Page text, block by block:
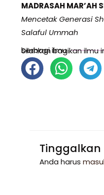
MADRASAH MAR’AH
Mencetak Generasi
Salaful Ummah
berbagi ilmu
Silahkan bagikan ilmu
Anda harus